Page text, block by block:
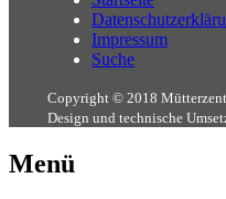
Impressum
Suche
Copyright © 2018
Design und technische
Menü